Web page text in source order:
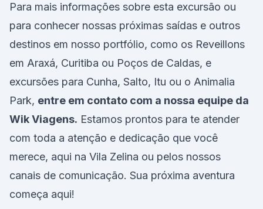
Para mais informações sobre esta excursão ou
para conhecer nossas próximas saídas e outros
destinos em nosso portfólio, como os Reveillons
em Araxá, Curitiba ou Poços de Caldas, e
excursões para Cunha, Salto, Itu ou o Animalia
Park, entre em contato com a nossa equipe da
Wik Viagens. Estamos prontos para te atender
com toda a atenção e dedicação que você
merece, aqui na Vila Zelina ou pelos nossos
canais de comunicação. Sua próxima aventura
começa aqui!